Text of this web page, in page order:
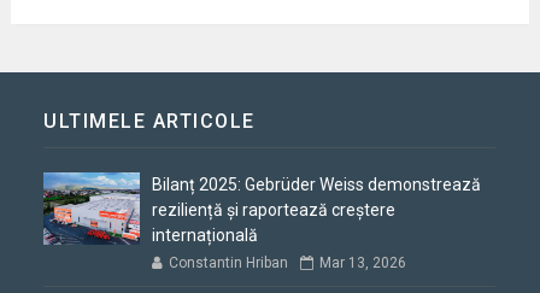
ULTIMELE ARTICOLE
Bilanț 2025: Gebrüder Weiss demonstrează
reziliență și raportează creștere
internațională
Constantin Hriban Mar 13, 2026